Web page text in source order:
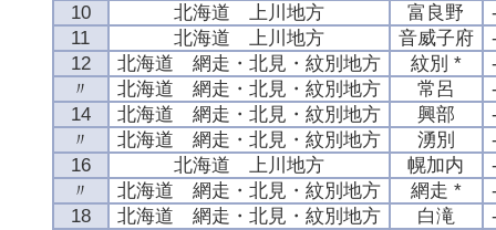
10
北海道 上川地方 富良野
11
北海道 上川地方 音威子府
12
北海道 網走・北見・紋別地方 紋別 *
〃
北海道 網走・北見・紋別地方 常呂
14
北海道 網走・北見・紋別地方 興部
〃
北海道 網走・北見・紋別地方 湧別
16
北海道 上川地方 幌加内
〃
北海道 網走・北見・紋別地方 網走 *
18
北海道 網走・北見・紋別地方 白滝